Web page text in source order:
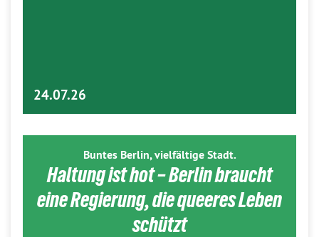
24.07.26
Buntes Berlin, vielfältige Stadt.
Haltung ist hot – Berlin braucht
eine Regierung, die queeres Leben
schützt